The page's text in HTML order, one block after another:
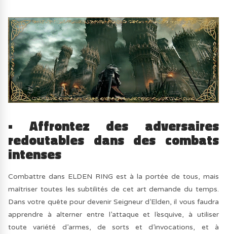
• Affrontez des adversaires
redoutables dans des combats
intenses
Combattre dans ELDEN RING est à la portée de tous, mais
maîtriser toutes les subtilités de cet art demande du temps.
Dans votre quête pour devenir Seigneur d’Elden, il vous faudra
apprendre à alterner entre l’attaque et l’esquive, à utiliser
toute variété d’armes, de sorts et d’invocations, et à